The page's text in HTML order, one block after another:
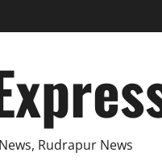
Rudrapur News